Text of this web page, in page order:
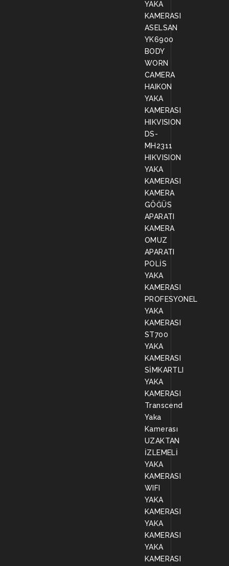
YAKA
KAMERASI
ASELSAN
YK6900
BODY
WORN
CAMERA
HAIKON
YAKA
KAMERASI
HIKVISION
DS-
MH2311
HIKVISION
YAKA
KAMERASI
KAMERA
GÖĞÜS
APARATI
KAMERA
OMUZ
APARATI
POLİS
YAKA
KAMERASI
PROFESYONEL
YAKA
KAMERASI
ST700
YAKA
KAMERASI
SİMKARTLI
YAKA
KAMERASI
Transcend
Yaka
Kamerası
UZAKTAN
İZLEMELİ
YAKA
KAMERASI
WIFI
YAKA
KAMERASI
YAKA
KAMERASI
YAKA
KAMERASI